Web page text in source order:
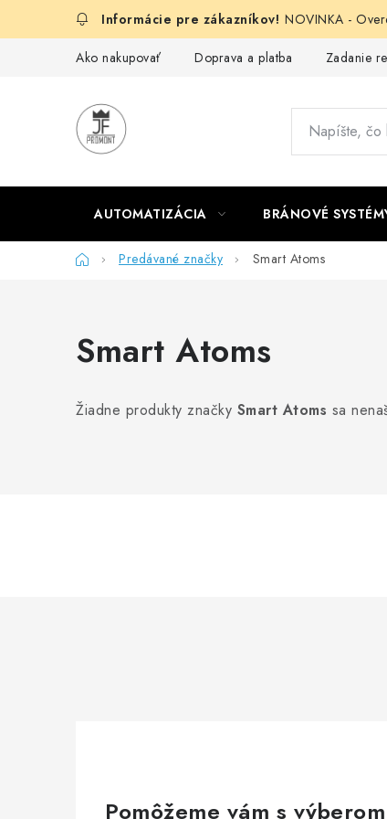
NOVINKA -
Ako nakupovať Doprava a platba Zadanie
AUTOMATIZÁCIA BRÁNOVÉ
DomovPredávané značky Smart Atoms
Smart Atoms
Žiadne produkty značky Smart Atoms sa
Pomôžeme vám s výberom